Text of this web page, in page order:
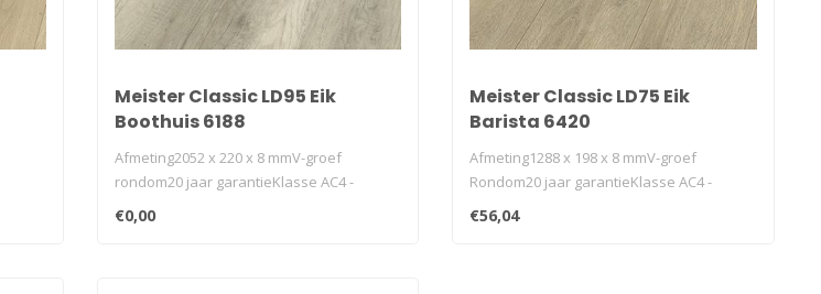
Meister Classic LD95 Eik
Boothuis 6188
Afmeting2052 x 220 x 8 mmV-groef
rondom20 jaar garantieKlasse AC4 -
32geschikt v..
€0,00
Meister Classic LD75 Eik
Barista 6420
Afmeting1288 x 198 x 8 mmV-groef
Rondom20 jaar garantieKlasse AC4 -
32geschikt v..
€56,04